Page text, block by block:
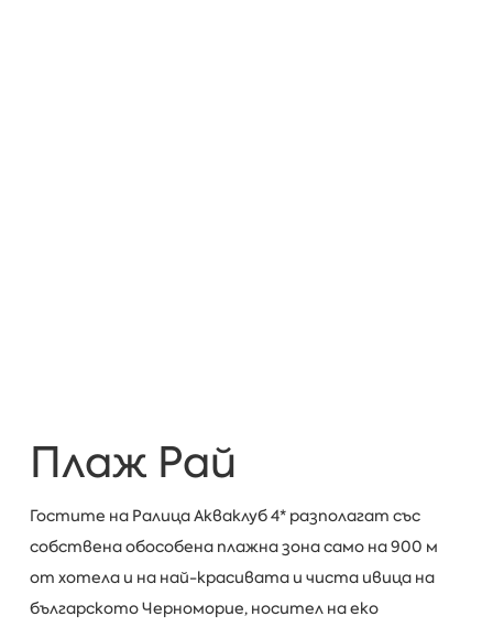
Плаж Рай
Гостите на Ралица Акваклуб 4* разполагат със
собствена обособена плажна зона само на 900 м
от хотела и на най-красивата и чиста ивица на
българското Черноморие, носител на еко